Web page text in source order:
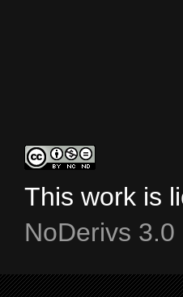
This work is
NoDerivs